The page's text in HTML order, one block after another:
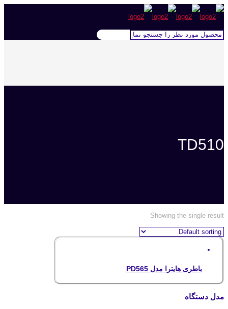
TD510
Showing the single result
باطری هایترا مدل PD565
مدل دستگاه